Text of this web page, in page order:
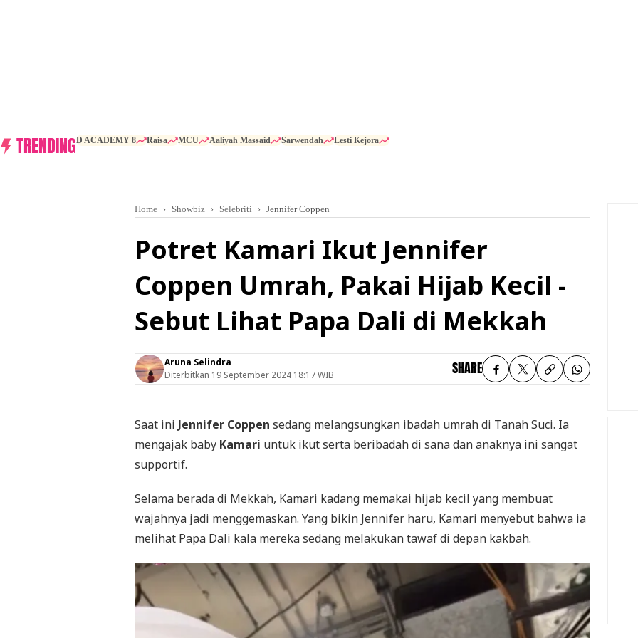
TRENDINGD ACADEMY 8 Raisa MCU Aaliyah Massaid Sarwendah Lesti Kejora
Home Showbiz Selebriti Jennifer Coppen
Potret Kamari Ikut Jennifer
Coppen Umrah, Pakai Hijab Kecil -
Sebut Lihat Papa Dali di Mekkah
Aruna Selindra
Diterbitkan 19 September 2024 18:17 WIB SHARE
Saat ini Jennifer Coppen sedang melangsungkan ibadah umrah di Tanah Suci. Ia
mengajak baby Kamari untuk ikut serta beribadah di sana dan anaknya ini sangat
supportif.
Selama berada di Mekkah, Kamari kadang memakai hijab kecil yang membuat
wajahnya jadi menggemaskan. Yang bikin Jennifer haru, Kamari menyebut bahwa ia
melihat Papa Dali kala mereka sedang melakukan tawaf di depan kakbah.